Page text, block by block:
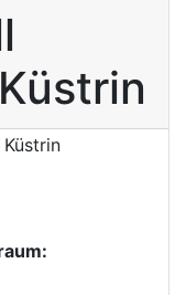
Küstrin